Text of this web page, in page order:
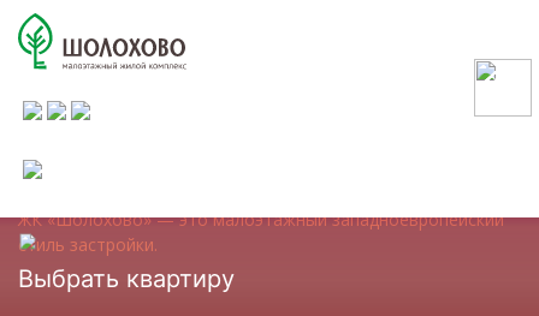
ещё
МАЛОЭТАЖНЫЙ ЖИЛОЙ КОМПЛЕКС
в 20 минутах от Москвы по Дмитровскому шоссе
О проекте
ЖК «Шолохово» — это малоэтажный западноевропейский
стиль застройки.
Выбрать квартиру